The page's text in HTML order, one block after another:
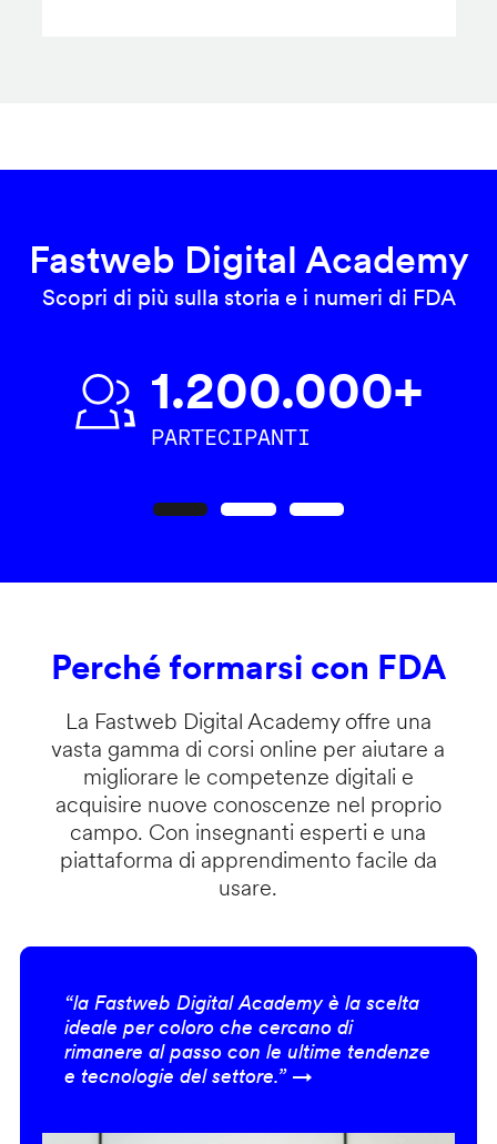
Fastweb Digital Academy
Scopri di più sulla storia e i numeri di FDA
1.200.000+
PARTECIPANTI
Perché formarsi con FDA
La Fastweb Digital Academy offre una
vasta gamma di corsi online per aiutare a
migliorare le competenze digitali e
acquisire nuove conoscenze nel proprio
campo. Con insegnanti esperti e una
piattaforma di apprendimento facile da
usare.
“la Fastweb Digital Academy è la scelta
ideale per coloro che cercano di
rimanere al passo con le ultime tendenze
e tecnologie del settore.” →